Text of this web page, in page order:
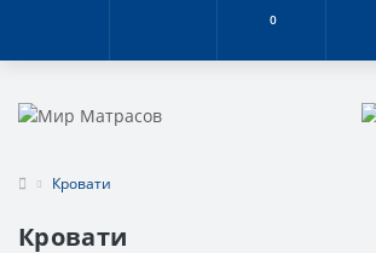
0
Кровати
Кровати